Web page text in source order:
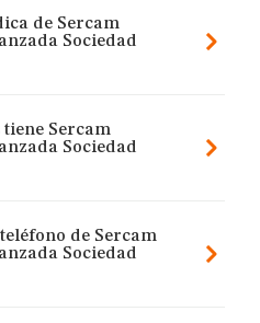
de Sercam
Sociedad
Sercam
Sociedad
de Sercam
Sociedad